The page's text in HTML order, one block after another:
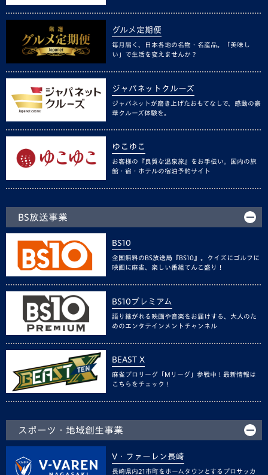
グルメ定期便
毎月届く、日本各地の名物・名産品。「美味し
い」で生活を変えませんか？
ジャパネットクルーズ
ジャパネットが磨き上げたおもてなしで、感動の豪
華クルーズ体験を。
ゆこゆこ
お客様の『良質な温泉旅』をお手伝い。国内の旅
館・宿・ホテルの宿泊予約サイト
BS放送事業
BS10
全国無料のBS放送局『BS10』。クイズにゴルフに
映画に麻雀、楽しい番組てんこ盛り！
BS10プレミアム
語り継がれる映画や音楽をお届けする、大人のた
めのエンタテインメントチャンネル
BEAST X
麻雀プロリーグ「Mリーグ」参戦中！最新情報は
こちらをチェック！
スポーツ・地域創生事業
V・ファーレン長崎
長崎県内21市町をホームタウンとするプロサッカ